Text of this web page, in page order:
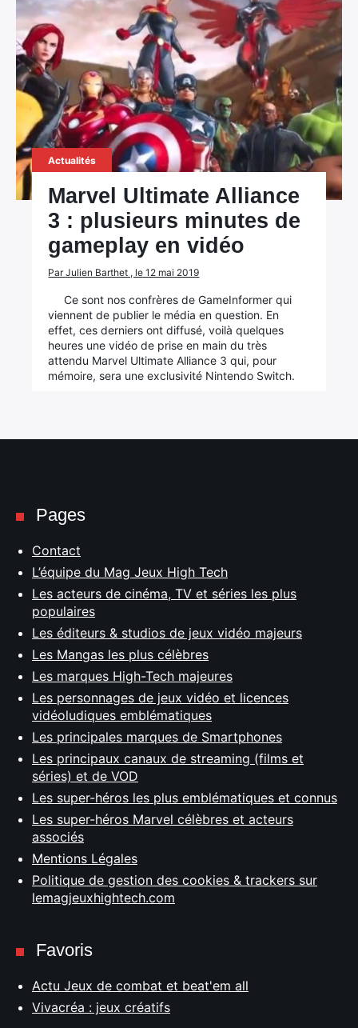
Actualités
Marvel Ultimate Alliance
3 : plusieurs minutes de
gameplay en vidéo
Par Julien Barthet , le 12 mai 2019
Ce sont nos confrères de GameInformer qui
viennent de publier le média en question. En
effet, ces derniers ont diffusé, voilà quelques
heures une vidéo de prise en main du très
attendu Marvel Ultimate Alliance 3 qui, pour
mémoire, sera une exclusivité Nintendo Switch.
Pages
Contact
L’équipe du Mag Jeux High Tech
Les acteurs de cinéma, TV et séries les plus
populaires
Les éditeurs & studios de jeux vidéo majeurs
Les Mangas les plus célèbres
Les marques High-Tech majeures
Les personnages de jeux vidéo et licences
vidéoludiques emblématiques
Les principales marques de Smartphones
Les principaux canaux de streaming (films et
séries) et de VOD
Les super-héros les plus emblématiques et connus
Les super-héros Marvel célèbres et acteurs
associés
Mentions Légales
Politique de gestion des cookies & trackers sur
lemagjeuxhightech.com
Favoris
Actu Jeux de combat et beat'em all
Vivacréa : jeux créatifs
×
Rechercher
: